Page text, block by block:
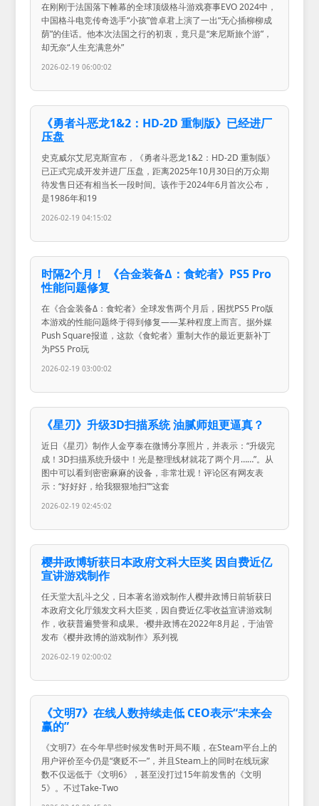
在刚刚于法国落下帷幕的全球顶级格斗游戏赛事EVO 2024中，
中国格斗电竞传奇选手“小孩”曾卓君上演了一出“无心插柳柳成
荫”的佳话。他本次法国之行的初衷，竟只是“来尼斯旅个游”，
却无奈“人生充满意外”
2026-02-19 06:00:02
《勇者斗恶龙1&2：HD-2D 重制版》已经进厂
压盘
史克威尔艾尼克斯宣布，《勇者斗恶龙1&2：HD-2D 重制版》
已正式完成开发并进厂压盘，距离2025年10月30日的万众期
待发售日还有相当长一段时间。该作于2024年6月首次公布，
是1986年和19
2026-02-19 04:15:02
时隔2个月！ 《合金装备Δ：食蛇者》PS5 Pro
性能问题修复
在《合金装备Δ：食蛇者》全球发售两个月后，困扰PS5 Pro版
本游戏的性能问题终于得到修复——某种程度上而言。据外媒
Push Square报道，这款《食蛇者》重制大作的最近更新补丁
为PS5 Pro玩
2026-02-19 03:00:02
《星刃》升级3D扫描系统 油腻师姐更逼真？
近日《星刃》制作人金亨泰在微博分享照片，并表示：“升级完
成！3D扫描系统升级中！光是整理线材就花了两个月……”。从
图中可以看到密密麻麻的设备，非常壮观！评论区有网友表
示：“好好好，给我狠狠地扫”“这套
2026-02-19 02:45:02
樱井政博斩获日本政府文科大臣奖 因自费近亿
宣讲游戏制作
任天堂大乱斗之父，日本著名游戏制作人樱井政博日前斩获日
本政府文化厅颁发文科大臣奖，因自费近亿零收益宣讲游戏制
作，收获普遍赞誉和成果。·樱井政博在2022年8月起，于油管
发布《樱井政博的游戏制作》系列视
2026-02-19 02:00:02
《文明7》在线人数持续走低 CEO表示“未来会
赢的”
《文明7》在今年早些时候发售时开局不顺，在Steam平台上的
用户评价至今仍是“褒贬不一”，并且Steam上的同时在线玩家
数不仅远低于《文明6》，甚至没打过15年前发售的《文明
5》。不过Take-Two